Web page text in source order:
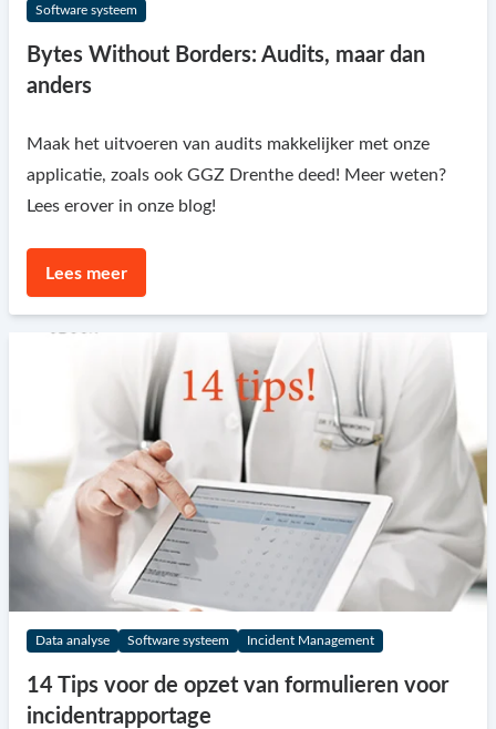
Software systeem
Bytes Without Borders: Audits, maar dan
anders
Maak het uitvoeren van audits makkelijker met onze
applicatie, zoals ook GGZ Drenthe deed! Meer weten?
Lees erover in onze blog!
Lees meer
Data analyse Software systeem Incident Management
14 Tips voor de opzet van formulieren voor
incidentrapportage